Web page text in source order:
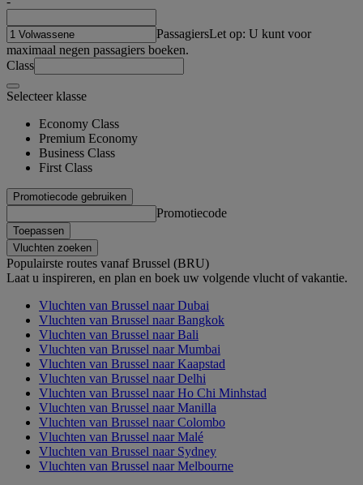
PassagiersLet op: U kunt voor
maximaal negen passagiers boeken.
Class
Selecteer klasse
Economy Class
Premium Economy
Business Class
First Class
Promotiecode gebruiken
Promotiecode
Toepassen
Vluchten zoeken
Populairste routes vanaf Brussel (BRU)
Laat u inspireren, en plan en boek uw volgende vlucht of vakantie.
Vluchten van Brussel naar Dubai
Vluchten van Brussel naar Bangkok
Vluchten van Brussel naar Bali
Vluchten van Brussel naar Mumbai
Vluchten van Brussel naar Kaapstad
Vluchten van Brussel naar Delhi
Vluchten van Brussel naar Ho Chi Minhstad
Vluchten van Brussel naar Manilla
Vluchten van Brussel naar Colombo
Vluchten van Brussel naar Malé
Vluchten van Brussel naar Sydney
Vluchten van Brussel naar Melbourne